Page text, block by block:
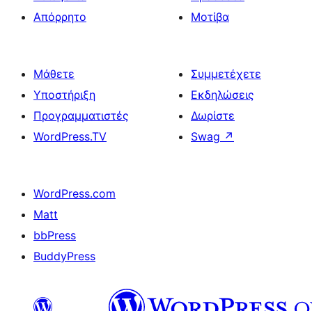
Απόρρητο
Μοτίβα
Μάθετε
Υποστήριξη
Προγραμματιστές
WordPress.TV
Συμμετέχετε
Εκδηλώσεις
Δωρίστε
Swag ↗
WordPress.com
Matt
bbPress
BuddyPress